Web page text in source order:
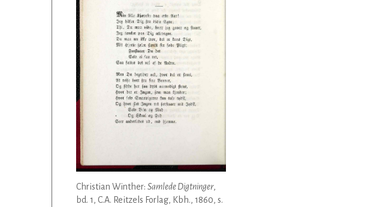
Christian Winther: Samlede Digtninger,
bd. 1, C.A. Reitzels Forlag, Kbh., 1860, s.